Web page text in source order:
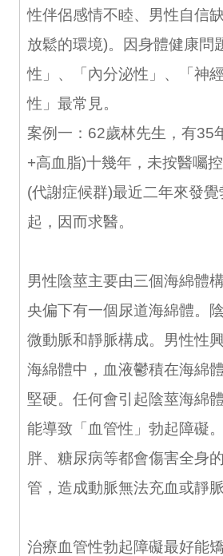
性伴侶感情不睦、男性自信
放鬆的環境)。因身體健康問
性」、「內分泌性」、「神
性」最常見。
案例一：62歲林先生，有35
+高血脂)十幾年，未按醫囑
(代謝症候群)最近二年來發
起，因而求醫。
男性陰莖主要由三個海綿體
央偏下有一個尿道海綿體。
微動脈和靜脈構成。男性性
海綿體中，血液鬱積在海綿
堅硬。任何會引起陰莖海綿
能導致「血管性」勃起障礙
胖、糖尿病等都會傷害全身
管，造成動脈無法充血或靜
治療血管性勃起障礙最好能